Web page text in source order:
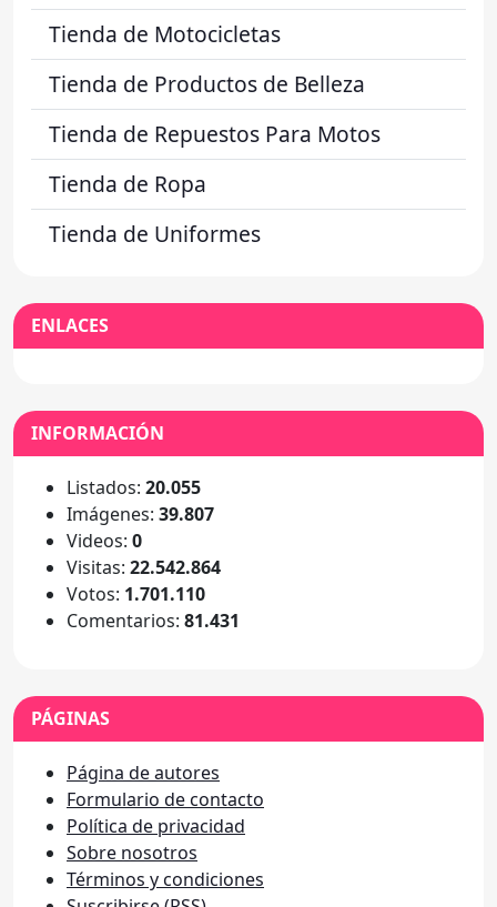
Tienda de Motocicletas
Tienda de Productos de Belleza
Tienda de Repuestos Para Motos
Tienda de Ropa
Tienda de Uniformes
ENLACES
INFORMACIÓN
Listados: 20.055
Imágenes: 39.807
Videos: 0
Visitas: 22.542.864
Votos: 1.701.110
Comentarios: 81.431
PÁGINAS
Página de autores
Formulario de contacto
Política de privacidad
Sobre nosotros
Términos y condiciones